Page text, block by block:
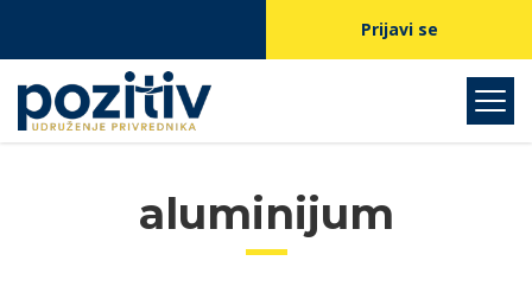
Prijavi se
aluminijum